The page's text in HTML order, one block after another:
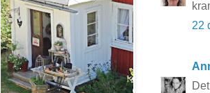
22